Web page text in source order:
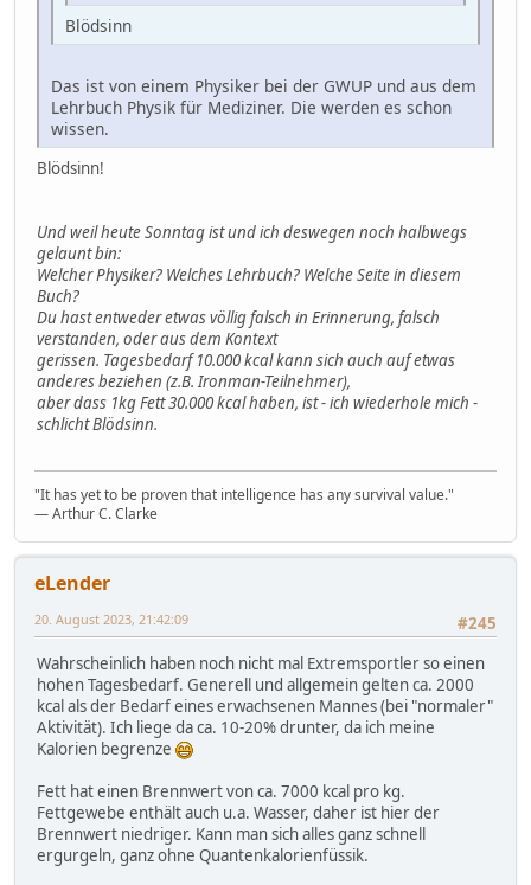
Blödsinn
Das ist von einem Physiker bei der GWUP und aus dem
Lehrbuch Physik für Mediziner. Die werden es schon
wissen.
Blödsinn!
Und weil heute Sonntag ist und ich deswegen noch halbwegs
gelaunt bin:
Welcher Physiker? Welches Lehrbuch? Welche Seite in diesem
Buch?
Du hast entweder etwas völlig falsch in Erinnerung, falsch
verstanden, oder aus dem Kontext
gerissen. Tagesbedarf 10.000 kcal kann sich auch auf etwas
anderes beziehen (z.B. Ironman-Teilnehmer),
aber dass 1kg Fett 30.000 kcal haben, ist - ich wiederhole mich -
schlicht Blödsinn.
"It has yet to be proven that intelligence has any survival value."
― Arthur C. Clarke
eLender
#245
20. August 2023, 21:42:09
Wahrscheinlich haben noch nicht mal Extremsportler so einen
hohen Tagesbedarf. Generell und allgemein gelten ca. 2000
kcal als der Bedarf eines erwachsenen Mannes (bei "normaler"
Aktivität). Ich liege da ca. 10-20% drunter, da ich meine
Kalorien begrenze
Fett hat einen Brennwert von ca. 7000 kcal pro kg.
Fettgewebe enthält auch u.a. Wasser, daher ist hier der
Brennwert niedriger. Kann man sich alles ganz schnell
ergurgeln, ganz ohne Quantenkalorienfüssik.